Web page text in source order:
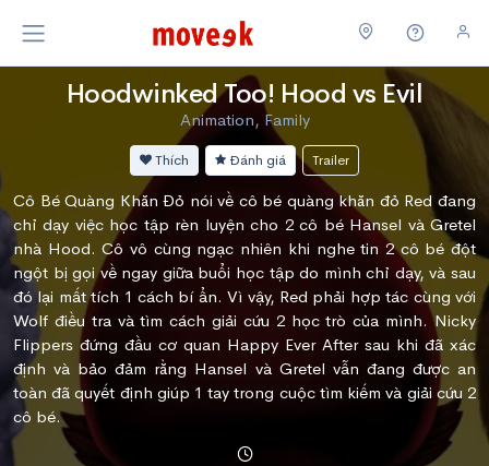
Hoodwinked Too! Hood vs Evil
Animation, Family
Thích Đánh giá Trailer
Cô Bé Quàng Khăn Đỏ nói về cô bé quàng khăn đỏ Red đang
chỉ dạy việc học tập rèn luyện cho 2 cô bé Hansel và Gretel
nhà Hood. Cô vô cùng ngạc nhiên khi nghe tin 2 cô bé đột
ngột bị gọi về ngay giữa buổi học tập do mình chỉ dạy, và sau
đó lại mất tích 1 cách bí ẩn. Vì vậy, Red phải hợp tác cùng với
Wolf điều tra và tìm cách giải cứu 2 học trò của mình. Nicky
Flippers đứng đầu cơ quan Happy Ever After sau khi đã xác
định và bảo đảm rằng Hansel và Gretel vẫn đang được an
toàn đã quyết định giúp 1 tay trong cuộc tìm kiếm và giải cứu 2
cô bé.